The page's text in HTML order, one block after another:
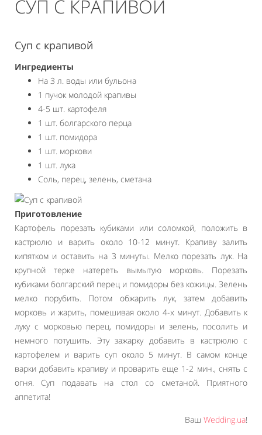
СУП С КРАПИВОЙ
Суп с крапивой
Ингредиенты
На 3 л. воды или бульона
1 пучок молодой крапивы
4-5 шт. картофеля
1 шт. болгарского перца
1 шт. помидора
1 шт. моркови
1 шт. лука
Соль, перец, зелень, сметана
Приготовление
Картофель порезать кубиками или соломкой, положить в
кастрюлю и варить около 10-12 минут. Крапиву залить
кипятком и оставить на 3 минуты. Мелко порезать лук. На
крупной терке натереть вымытую морковь. Порезать
кубиками болгарский перец и помидоры без кожицы. Зелень
мелко порубить. Потом обжарить лук, затем добавить
морковь и жарить, помешивая около 4-х минут. Добавить к
луку с морковью перец, помидоры и зелень, посолить и
немного потушить. Эту зажарку добавить в кастрюлю с
картофелем и варить суп около 5 минут. В самом конце
варки добавить крапиву и проварить еще 1-2 мин., снять с
огня. Суп подавать на стол со сметаной. Приятного
аппетита!
Ваш Wedding.ua!